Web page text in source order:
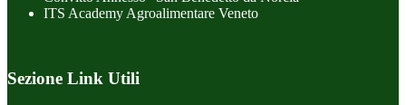
ITS Academy Agroalimentare Veneto
Sezione Link Utili